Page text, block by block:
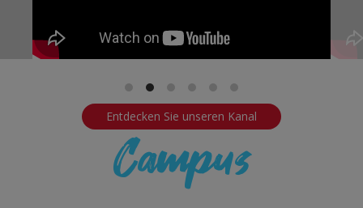
Entdecken Sie unseren Kanal
Campus